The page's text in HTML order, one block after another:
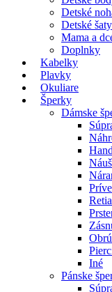
Detské
Detské šaty
Mama a
Doplnky
Kabelky
Plavky
Okuliare
Šperky
Dámske
Iné
Pánske